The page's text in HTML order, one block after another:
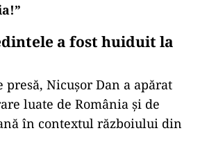
a fost huiduit la
Nicușor Dan a apărat
luate de România și de
în contextul războiului din